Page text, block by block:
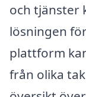
och tjänster
lösningen
plattform
från olika